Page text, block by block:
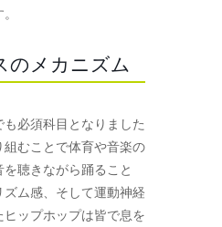
のメカニズム
必須科目となりました
むことで体育や音楽の
聴きながら踊ること
ム感、そして運動神経
ップホップは皆で息を